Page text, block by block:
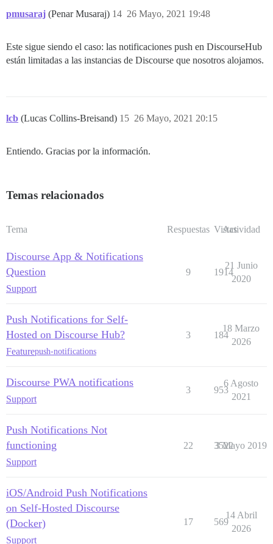
pmusaraj (Penar Musaraj) 26 Mayo, 2021 19:48
14
Este sigue siendo el caso: las notificaciones push en DiscourseHub
están limitadas a las instancias de Discourse que nosotros alojamos.
lcb (Lucas Collins-Breisand) 26 Mayo, 2021 20:15
15
Entiendo. Gracias por la información.
Temas relacionados
Tema Respuestas Vistas
Actividad
Discourse App & Notifications
Question
Support
9 1914
21 Junio
2020
Push Notifications for Self-
Hosted on Discourse Hub?
Featurepush-notifications
3 184
18 Marzo
2026
Discourse PWA notifications
Support
3 953
6 Agosto
2021
Push Notifications Not
functioning
Support
22 3522
3 Mayo 2019
iOS/Android Push Notifications
on Self-Hosted Discourse
(Docker)
Support
17 569
14 Abril
2026